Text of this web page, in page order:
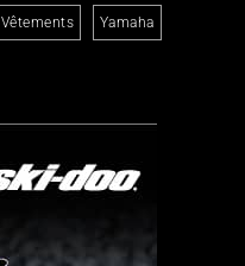
Vêtements Yamaha